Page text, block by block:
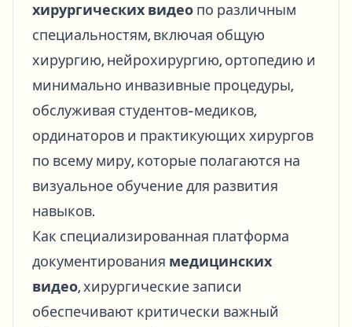
хирургических видео по различным
специальностям, включая общую
хирургию, нейрохирургию, ортопедию и
минимально инвазивные процедуры,
обслуживая студентов-медиков,
ординаторов и практикующих хирургов
по всему миру, которые полагаются на
визуальное обучение для развития
навыков.
Как специализированная платформа
документирования медицинских
видео, хирургические записи
обеспечивают критически важный